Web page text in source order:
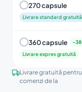
270 capsule
Livrare standard gratuită
360 capsule
Livrare expres gratuită
Livrare gratuită pentru
comenzi de la